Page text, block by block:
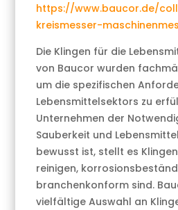
https://www.baucor.de/
kreismesser-
Die Klingen für die
von Baucor wurden
um die spezifischen
Lebensmittelsektors zu
Unternehmen der
Sauberkeit und
bewusst ist, stellt es
reinigen,
branchenkonform sind.
vielfältige Auswahl an